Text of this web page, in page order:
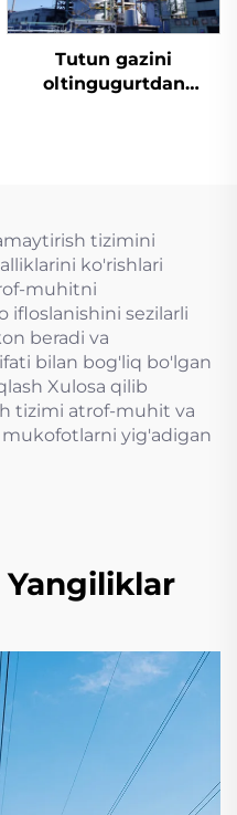
Tutun gazini
oltingugurtdan
tizimini
ko'rishlari
muhitni
ifloslanishini sezilarli
beradi va
bilan bog'liq bo'lgan
Xulosa qilib
tizimi atrof-muhit va
yig'adigan